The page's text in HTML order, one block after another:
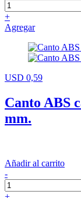
+
Agregar
USD 0,59
Canto ABS
mm.
Añadir al carrito
-